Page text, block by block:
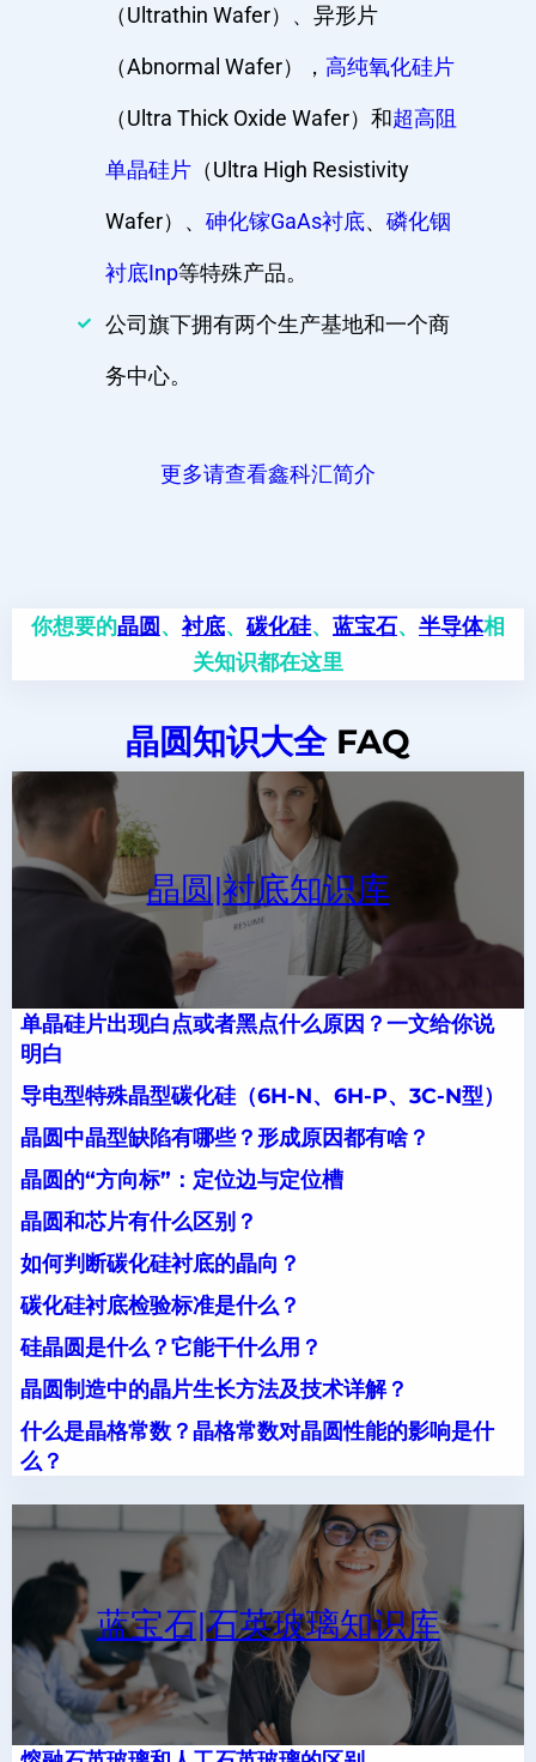
（Ultrathin Wafer）、异形片
（Abnormal Wafer）， 高纯氧化硅片
（Ultra Thick Oxide Wafer）和超高阻
单晶硅片 （Ultra High Resistivity
Wafer）、 砷化镓GaAs衬底、 磷化铟
衬底Inp等特殊产品。
公司旗下拥有两个生产基地和一个商
务中心。
更多请查看鑫科汇简介
你想要的晶圆 、衬底、 碳化硅、 蓝宝石、 半导体相
关知识都在这里
晶圆知识大全FAQ
晶圆|衬底知识库
单晶硅片出现白点或者黑点什么原因？一文给你说
明白
导电型特殊晶型碳化硅（6H-N、6H-P、3C-N型）
晶圆中晶型缺陷有哪些？形成原因都有啥？
晶圆的“方向标”：定位边与定位槽
晶圆和芯片有什么区别？
如何判断碳化硅衬底的晶向？
碳化硅衬底检验标准是什么？
硅晶圆是什么？它能干什么用？
晶圆制造中的晶片生长方法及技术详解？
什么是晶格常数？晶格常数对晶圆性能的影响是什
么？
蓝宝石|石英玻璃知识库